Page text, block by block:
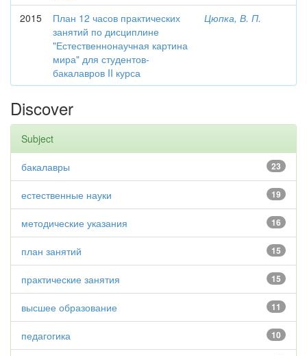
2015
План 12 часов практических
занятий по дисциплине
"Естественнонаучная картина
мира" для студентов-
бакалавров II курса
Цюпка, В. П.
Discover
Subject
23
бакалавры
19
естественные науки
16
методические указания
15
план занятий
15
практические занятия
11
высшее образование
10
педагогика